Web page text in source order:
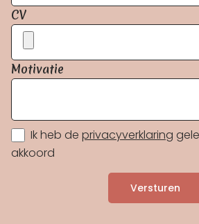
CV
Motivatie
Ik heb de privacyverklaring
akkoord
Versturen